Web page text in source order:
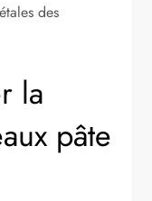
des
la
pâte